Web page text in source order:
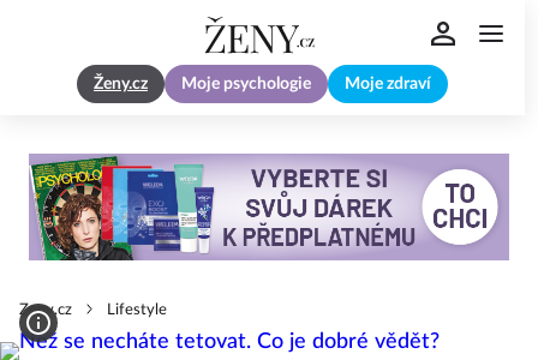
Ženy.cz Moje psychologie Moje zdraví
Zeny.cz Lifestyle